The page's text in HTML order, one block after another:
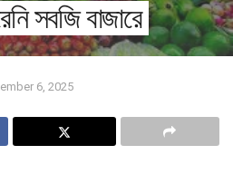
সবজি বাজারে
6, 2025